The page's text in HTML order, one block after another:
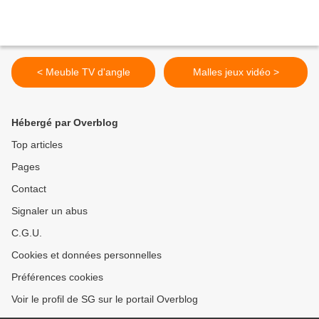
< Meuble TV d'angle Malles jeux vidéo >
Hébergé par Overblog
Top articles
Pages
Contact
Signaler un abus
C.G.U.
Cookies et données personnelles
Préférences cookies
Voir le profil de SG sur le portail Overblog